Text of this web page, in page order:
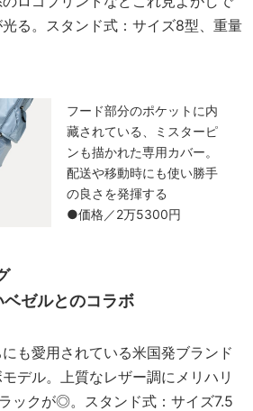
る。スタンド式：サイズ8型、重量
フード部分のポケットに内
藏されている、ミスターピ
ンも描かれた専用カバー。
配送や移動時にも使い勝手
の良さを発揮する
●価格／2万5300円
ゼルとのコラボ
も愛用されている米国発ブランド
モデル。上質なレザー調にメリハリ
ックが◎。スタンド式：サイズ7.5